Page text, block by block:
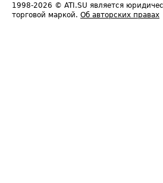
1998-2026 © ATI.SU является
торговой маркой. Об авторских правах